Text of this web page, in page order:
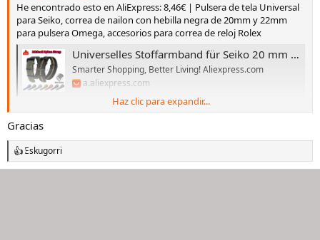
He encontrado esto en AliExpress: 8,46€ | Pulsera de tela Universal
para Seiko, correa de nailon con hebilla negra de 20mm y 22mm
para pulsera Omega, accesorios para correa de reloj Rolex
Universelles Stoffarmband für Seiko 20 mm 22 mm mit schwarzer Schnalle, Nylonband für Omega-Armband für Rolex-Uhrenarmband-Zubehör - AliExpress 1511
Smarter Shopping, Better Living! Aliexpress.com
a.aliexpress.com
Ahí tienes
Haz clic para expandir...
Gracias
R
e
Eskugorri